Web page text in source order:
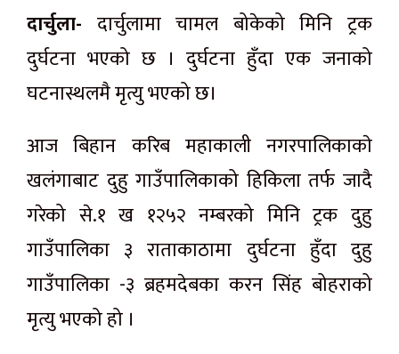
दार्चुला- दार्चुलामा चामल बोकेको मिनि ट्रक
दुर्घटना भएको छ । दुर्घटना हुँदा एक जनाको
घटनास्थलमै मृत्यु भएको छ।
आज बिहान करिब महाकाली नगरपालिकाकाे
खलंगाबाट दुहु गाउँपालिकाको हिकिला तर्फ जादै
गरेको से.१ ख १२५२ नम्बरको मिनि ट्रक दुहु
गाउँपालिका ३ राताकाठामा दुर्घटना हुँदा दुहु
गाउँपालिका -३ ब्रहमदेबका करन सिंह बोहराको
मृत्यु भएको हो ।